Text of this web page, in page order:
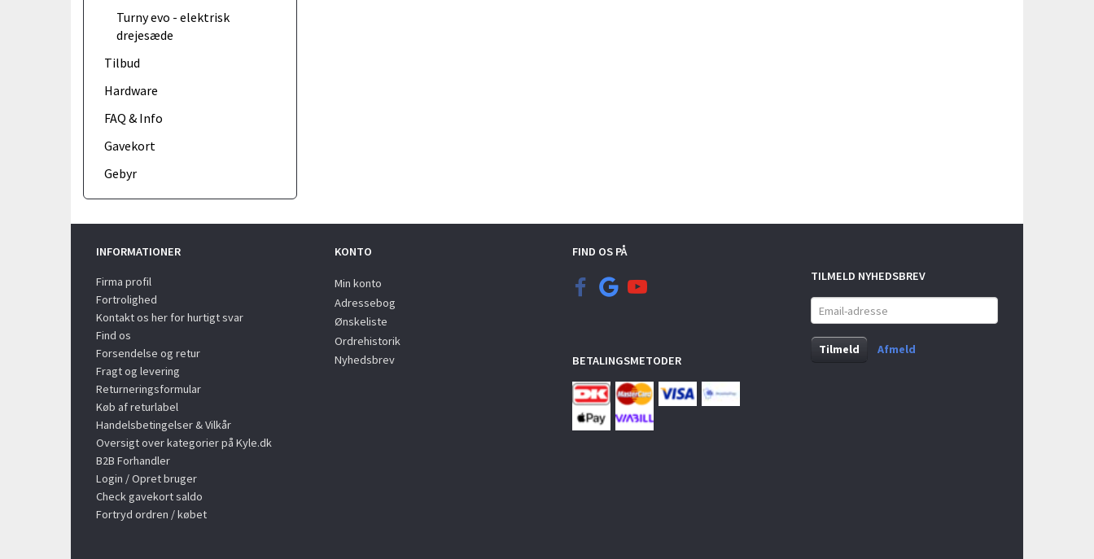
Turny evo - elektrisk
drejesæde
Tilbud
Hardware
FAQ & Info
Gavekort
Gebyr
INFORMATIONER
Firma profil
Fortrolighed
Kontakt os her for hurtigt svar
Find os
Forsendelse og retur
Fragt og levering
Returneringsformular
Køb af returlabel
Handelsbetingelser & Vilkår
Oversigt over kategorier på Kyle.dk
B2B Forhandler
Login / Opret bruger
Check gavekort saldo
Fortryd ordren / købet
KONTO
Min konto
Adressebog
Ønskeliste
Ordrehistorik
Nyhedsbrev
FIND OS PÅ
BETALINGSMETODER
TILMELD NYHEDSBREV
Email-
adresse
Tilmeld
Afmeld